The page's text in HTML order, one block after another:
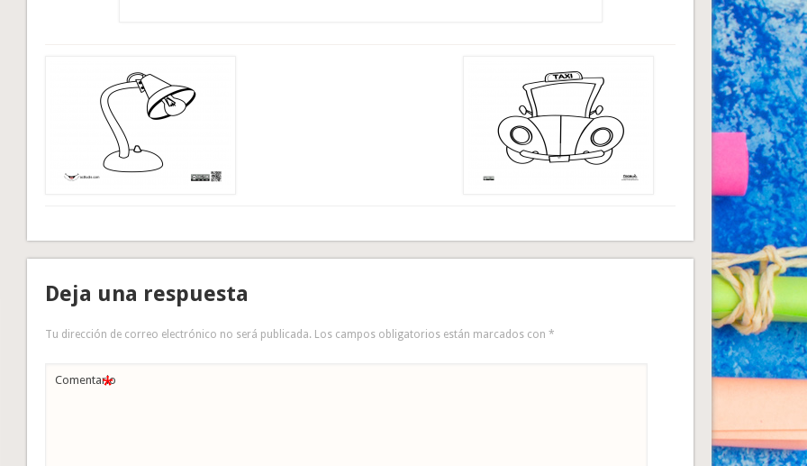
Deja una respuesta
Tu dirección de correo electrónico no será publicada. Los campos obligatorios están marcados con*
Comentario
*